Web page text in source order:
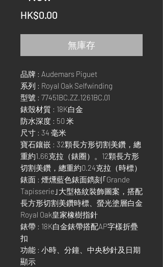
HK$0.00
無庫存
品牌 : Audemars Piguet
系列 : Royal Oak Selfwinding
型號 : 77451BC.ZZ.1261BC.01
錶殼材質 : 18K白金
防水深度 : 50 米
尺寸 : 34 毫米
寶石鑲嵌 : 32顆長方形切割美鑽，總
重約1.66克拉（錶圈）。12顆長方形
切割美鑽，總重約0.24克拉（時標）
錶面 : 煙燻藍色錶面鐫刻｢Grande
Tapisserie｣大型格紋裝飾圖案，搭配
長方形切割美鑽時標、螢光塗層白金
Royal Oak皇家橡樹指針
錶帶 : 18K白金錶帶搭配AP字樣折疊
扣
功能 : 小時、分鐘、中央秒針及日期
顯示